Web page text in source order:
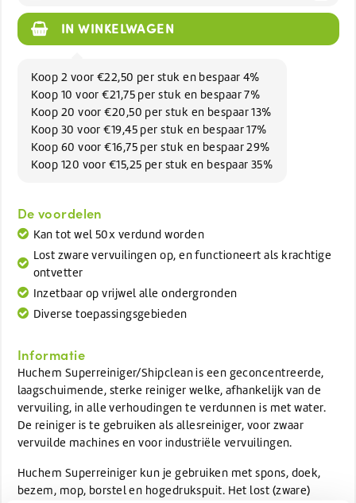
IN WINKELWAGEN
Koop 2 voor €22,50 per stuk en bespaar 4%
Koop 10 voor €21,75 per stuk en bespaar 7%
Koop 20 voor €20,50 per stuk en bespaar 13%
Koop 30 voor €19,45 per stuk en bespaar 17%
Koop 60 voor €16,75 per stuk en bespaar 29%
Koop 120 voor €15,25 per stuk en bespaar 35%
De voordelen
Kan tot wel 50x verdund worden
Lost zware vervuilingen op, en functioneert als krachtige
ontvetter
Inzetbaar op vrijwel alle ondergronden
Diverse toepassingsgebieden
Informatie
Huchem Superreiniger/Shipclean is een geconcentreerde,
laagschuimende, sterke reiniger welke, afhankelijk van de
vervuiling, in alle verhoudingen te verdunnen is met water.
De reiniger is te gebruiken als allesreiniger, voor zwaar
vervuilde machines en voor industriële vervuilingen.
Huchem Superreiniger kun je gebruiken met spons, doek,
bezem, mop, borstel en hogedrukspuit. Het lost (zware)